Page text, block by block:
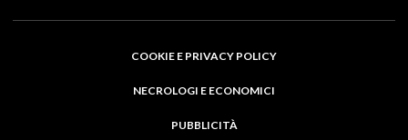
COOKIE E PRIVACY POLICY
NECROLOGI E ECONOMICI
PUBBLICITÀ